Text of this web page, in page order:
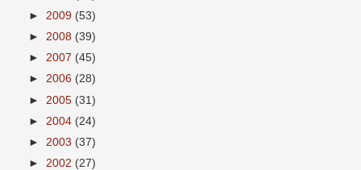
► 2009 (53)
► 2008 (39)
► 2007 (45)
► 2006 (28)
► 2005 (31)
► 2004 (24)
► 2003 (37)
► 2002 (27)